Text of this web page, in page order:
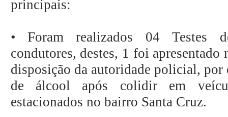
principais:
• Foram realizados 04 Testes
condutores, destes, 1 foi
disposição da autoridade policial,
de álcool após colidir em
estacionados no bairro Santa Cruz.